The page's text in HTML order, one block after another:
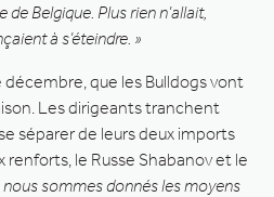
Belgique. Plus rien n’allait,
à s’éteindre. »
décembre, que les Bulldogs vont
Les dirigeants tranchent
séparer de leurs deux imports
renforts, le Russe Shabanov et le
nous sommes donnés les moyens